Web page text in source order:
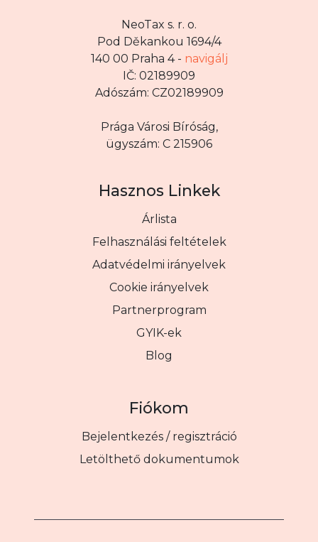
NeoTax s. r. o.
Pod Děkankou 1694/4
140 00 Praha 4 - navigálj
IČ: 02189909
Adószám: CZ02189909
Prága Városi Bíróság,
ügyszám: C 215906
Hasznos Linkek
Árlista
Felhasználási feltételek
Adatvédelmi irányelvek
Cookie irányelvek
Partnerprogram
GYIK-ek
Blog
Fiókom
Bejelentkezés / regisztráció
Letölthető dokumentumok